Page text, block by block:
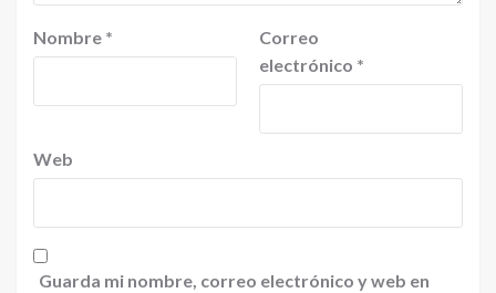
Nombre *
Correo
electrónico *
Web
Guarda mi nombre, correo electrónico y web en